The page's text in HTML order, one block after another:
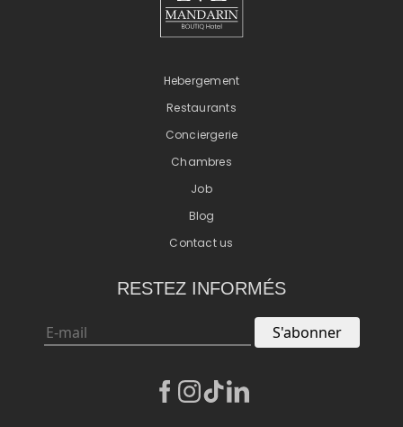
Hebergement
Restaurants
Conciergerie
Chambres
Job
Blog
Contact us
RESTEZ INFORMÉS
S'abonner